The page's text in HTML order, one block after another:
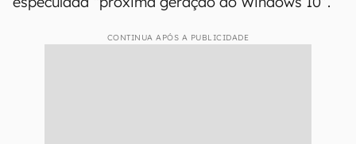
CONTINUA APÓS A PUBLICIDADE